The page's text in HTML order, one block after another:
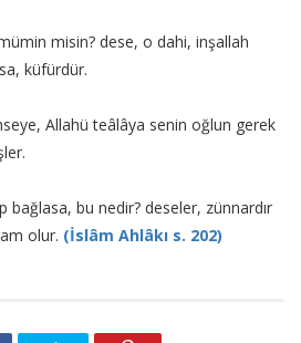
misin? dese, o dahi, inşallah
küfürdür.
Allahü teâlâya senin oğlun gerek
bağlasa, bu nedir? deseler, zünnardır
olur. (İslâm Ahlâkı s. 202)